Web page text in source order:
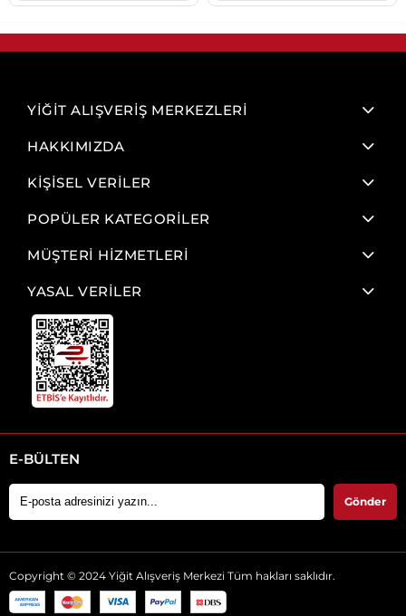
YİĞİT ALIŞVERİŞ MERKEZLERİ
HAKKIMIZDA
KİŞİSEL VERİLER
POPÜLER KATEGORİLER
MÜŞTERİ HİZMETLERİ
YASAL VERİLER
E-BÜLTEN
Gönder
Copyright © 2024 Yiğit Alışveriş Merkezi Tüm hakları saklıdır.